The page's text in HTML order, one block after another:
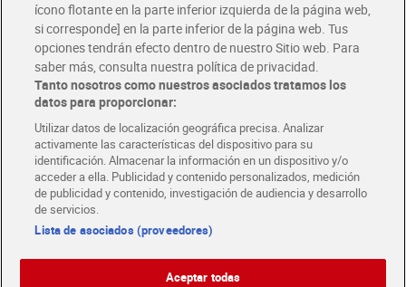
Folletos y Tiendas
Descubre las mejores ofertas y busca tu tienda más cercana
Tarjeta MaX Dia
Te devuelve hasta 8€/mes de tus compras.
¡Solicita tu tarjeta de crédito aquí!
COMER MEJOR CADA DIA
COLABORA CON DIA ABRE TU TIENDA DIA CORPORATE
ícono flotante en la parte inferior izquierda de la página web,
si corresponde] en la parte inferior de la página web. Tus
opciones tendrán efecto dentro de nuestro Sitio web. Para
saber más, consulta nuestra política de privacidad.
Tanto nosotros como nuestros asociados tratamos los
datos para proporcionar:
Utilizar datos de localización geográfica precisa. Analizar
activamente las características del dispositivo para su
identificación. Almacenar la información en un dispositivo y/o
acceder a ella. Publicidad y contenido personalizados, medición
de publicidad y contenido, investigación de audiencia y desarrollo
de servicios.
Lista de asociados (proveedores)
Aceptar todas